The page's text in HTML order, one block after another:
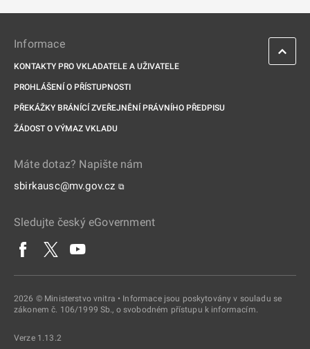
Informace
KONTAKTY PRO VKLADATELE A UŽIVATELE
PROHLÁŠENÍ O PŘÍSTUPNOSTI
PŘEKÁŽKY BRÁNÍCÍ ZVEŘEJNĚNÍ PRÁVNÍHO PŘEDPISU
ŽÁDOST O VÝMAZ VKLADU
Máte dotaz? Napište nám
sbirkausc@mv.gov.cz ⧉
Sledujte český eGovernment
2026 © Ministerstvo vnitra • Informace jsou poskytovány v souladu se
zákonem č. 106/1999 Sb., o svobodném přístupu k informacím.
Verze 1.13.2